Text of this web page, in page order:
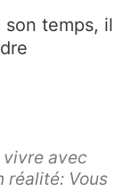
son temps, il
avec
réalité: Vous